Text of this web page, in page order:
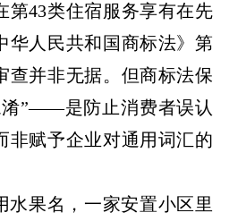
第43类住宿服务享有在先
华人民共和国商标法》第
查并非无据。但商标法保
淆”——是防止消费者误认
非赋予企业对通用词汇的
水果名，一家安置小区里